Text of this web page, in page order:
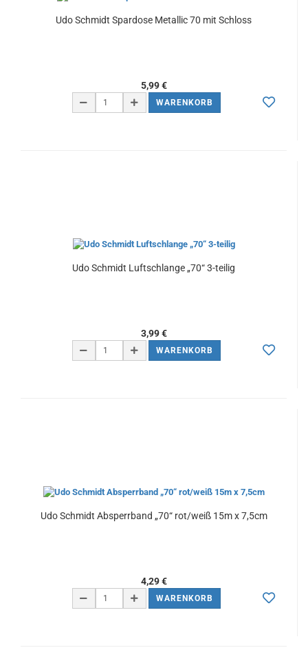
Udo Schmidt Spardose Metallic 70 mit Schloss
5,99 €
WARENKORB
Udo Schmidt Luftschlange „70“ 3-teilig
3,99 €
WARENKORB
Udo Schmidt Absperrband „70“ rot/weiß 15m x 7,5cm
4,29 €
WARENKORB